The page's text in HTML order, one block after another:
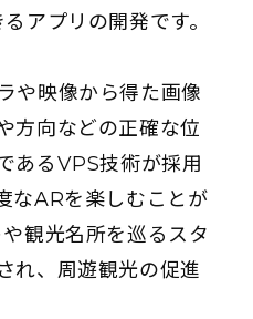
アプリの開発です。
や映像から得た画像
方向などの正確な位
あるVPS技術が採用
なARを楽しむことが
観光名所を巡るスタ
れ、周遊観光の促進